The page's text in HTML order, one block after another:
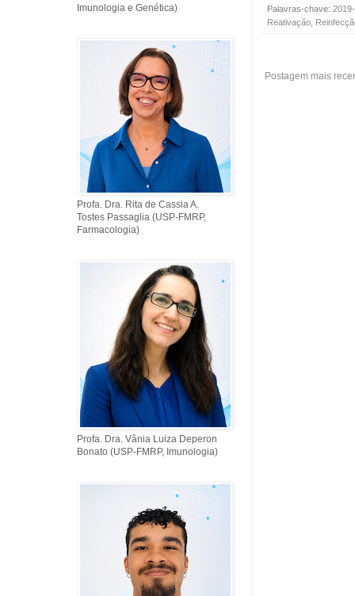
Palavras-chave:
Reativação
Postagem mais
Imunologia e Genética)
Profa. Dra. Rita de Cassia A.
Tostes Passaglia (USP-FMRP,
Farmacologia)
Profa. Dra. Vânia Luiza Deperon
Bonato (USP-FMRP, Imunologia)